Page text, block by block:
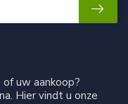
uw aankoop?
Hier vindt u onze